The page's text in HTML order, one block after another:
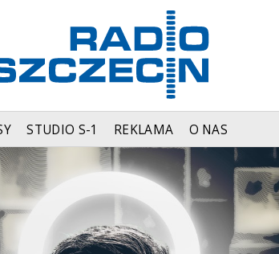
STUDIO S-1 REKLAMA O NAS